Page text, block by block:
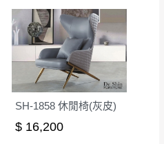
。
稍有不同，如因此而需
回運費及人資成本，請您
包含商品尺寸是否合適)。
寸，大型物件因為人工
許誤差值(約正負0.5CM)
主。
退換貨，請於收到貨7日
SH-1858 休閒椅(灰皮)
$ 16,200